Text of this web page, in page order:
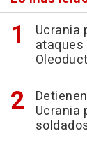
Ucrania
Ucrania